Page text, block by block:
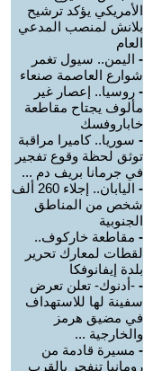
الأمريكي يؤكد ترشيح
بلانش لمنصب المدعي
العام
- اليمن.. سيول تغمر
شوارع العاصمة صنعاء
- روسيا.. إعصار غير
مألوف يجتاح مقاطعة
خاباروفسك
- سوريا.. كاميرا مراقبة
توثق لحظة وقوع تفجير
في جرمانا بريف دم ...
-
اليابان.. إجلاء 260 ألف
شخص من المناطق
الجنوبية
- مقاطعة خاركوف..
لقطات لمعارك تحرير
بلدة إيفانوفكا
- -أدنوك- تعلن تعرض
سفينة لها للاستهداف
في مضيق هرمز
والخارجية ...
- مسيرة قادمة من
رومانيا تنفجر بالقرب